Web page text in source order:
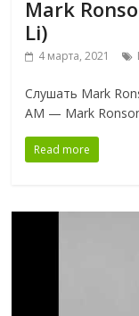
Mark
Li)
4 марта, 2021
Слушать Mark
AM — Mark
Read more